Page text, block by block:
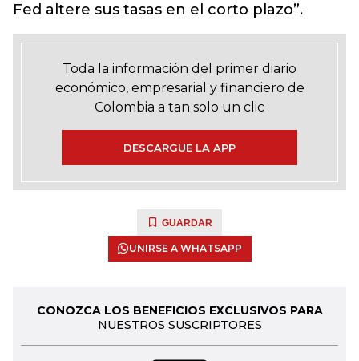
Fed altere sus tasas en el corto plazo”.
Toda la información del primer diario
económico, empresarial y financiero de
Colombia a tan solo un clic
DESCARGUE LA APP
GUARDAR
UNIRSE A WHATSAPP
CONOZCA LOS BENEFICIOS EXCLUSIVOS PARA
NUESTROS SUSCRIPTORES